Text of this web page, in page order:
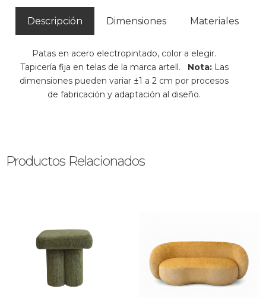
Descripción Dimensiones Materiales
Patas en acero electropintado, color a elegir.
Tapicería fija en telas de la marca artell. Nota:Las
dimensiones pueden variar ±1 a 2 cm por procesos
de fabricación y adaptación al diseño.
Productos Relacionados